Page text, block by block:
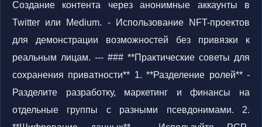
Создание контента через анонимные аккаунты в
Twitter или Medium. - Использование NFT-проектов
для демонстрации возможностей без привязки к
реальным лицам. --- ### **Практические советы для
сохранения приватности** 1. **Разделение ролей** -
Разделите разработку, маркетинг и финансы на
отдельные группы с разными псевдонимами. 2.